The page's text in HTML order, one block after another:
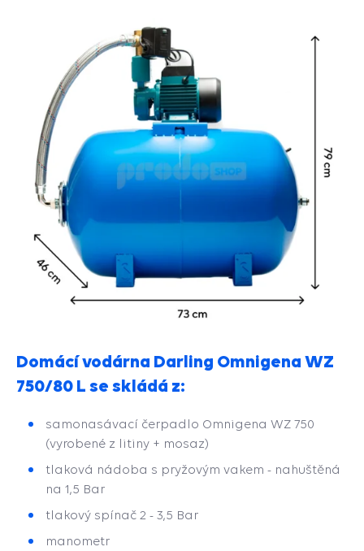
Domácí vodárna Darling Omnigena WZ
750/80 L se skládá z:
samonasávací čerpadlo Omnigena WZ 750
(vyrobené z litiny + mosaz)
tlaková nádoba s pryžovým vakem - nahuštěná
na 1,5 Bar
tlakový spínač 2 - 3,5 Bar
manometr